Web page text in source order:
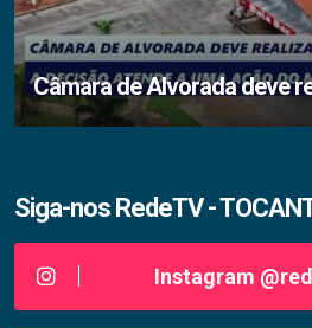
Câmara de Alvorada deve
Siga-nos RedeTV -
Instagram